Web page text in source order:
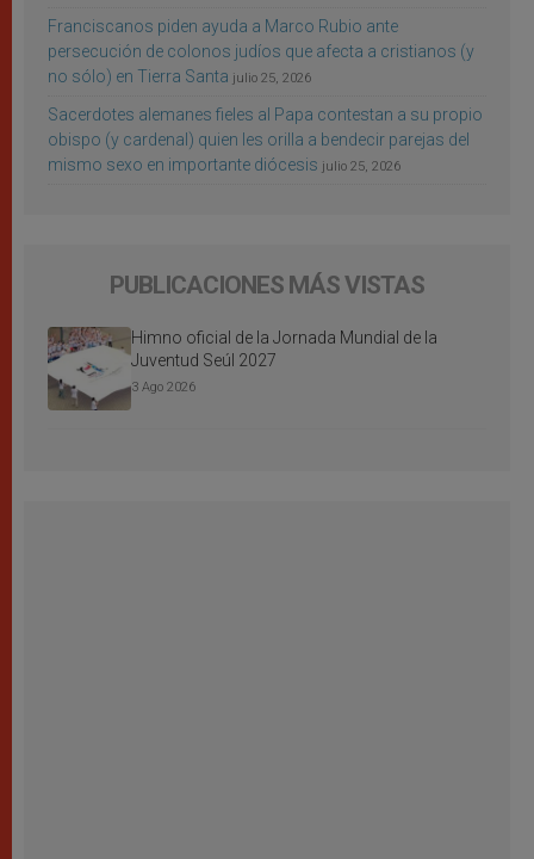
Franciscanos piden ayuda a Marco Rubio ante
persecución de colonos judíos que afecta a cristianos (y
no sólo) en Tierra Santa julio 25, 2026
Sacerdotes alemanes fieles al Papa contestan a su propio
obispo (y cardenal) quien les orilla a bendecir parejas del
mismo sexo en importante diócesis julio 25, 2026
PUBLICACIONES MÁS VISTAS
Himno oficial de la Jornada Mundial de la
Juventud Seúl 2027
3 Ago 2026